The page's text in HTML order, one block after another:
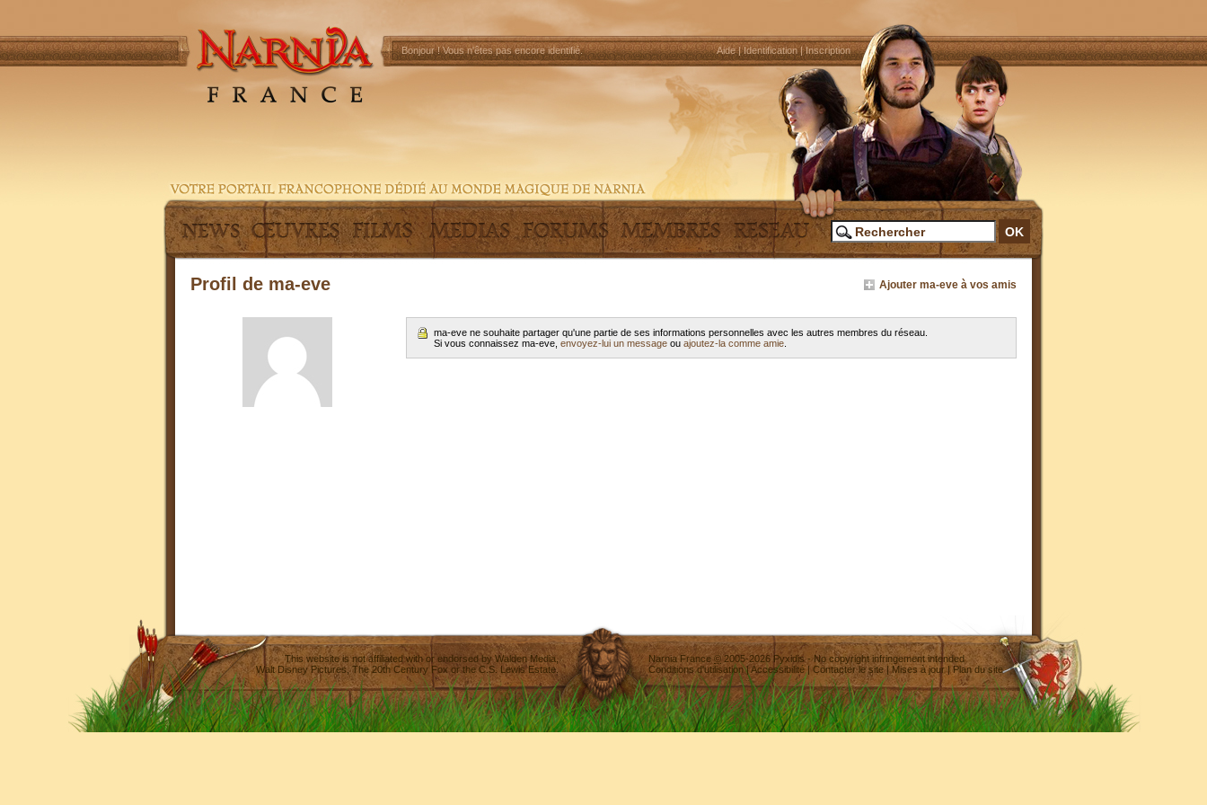
Bonjour !Vous n'êtes pas encore identifié. Aide|Identification|Inscription
Profil de ma-eve Ajouter ma-eve à vos amis
ma-eve ne souhaite partager qu'une partie de ses informations personnelles avec les autres membres du réseau.
Si vous connaissez ma-eve, envoyez-lui un message ou ajoutez-la comme amie
This website is not affiliated with or endorsed byWalden Media
Walt Disney Pictures,The 20th Century Fox or the C.S. Lewis Estate.
Narnia France ©2005-2026 Pyxidis- No copyright infringement intended
Conditions d'utilisation|Accessibilité| Contacter le site|Mises à jour| Plan du site